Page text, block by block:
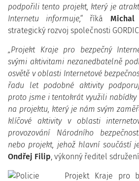
podpořili tento projekt, který je
Internetu informuje,“ říká Michal
strategický rozvoj společnosti
„Projekt Kraje pro bezpečný
svými aktivitami nezanedbatelně
osvětě v oblasti Internetové
řadu let podobné aktivity
proto jsme i tentokrát využili
na projektu, který je nám svým
klíčové aktivity v oblasti
provozování Národního
nebo projekt, jehož hlavní součástí
Ondřej Filip, výkonný ředitel sdružení
Projekt Kraje pro